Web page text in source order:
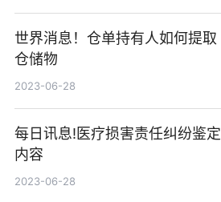
世界消息！仓单持有人如何提取
仓储物
2023-06-28
每日讯息!医疗损害责任纠纷鉴定
内容
2023-06-28